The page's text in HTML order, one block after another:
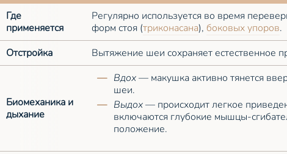
Где
применяется
Регулярно используется во время
форм стоя (триконасана),боковых упоров.
Отстройка
Вытяжение шеи сохраняет естественное
Биомеханика и
дыхание
Вдох— макушка активно тянется
шеи.
Выдох— происходит легкое
включаются глубокие мышцы-
положение.